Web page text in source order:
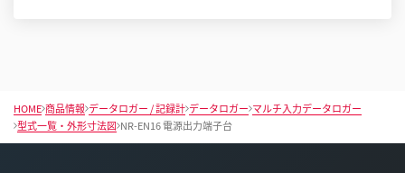
HOME 商品情報 データロガー / 記録計 データロガー マルチ入力データロガー
型式一覧・外形寸法図 NR-EN16 電源出力端子台